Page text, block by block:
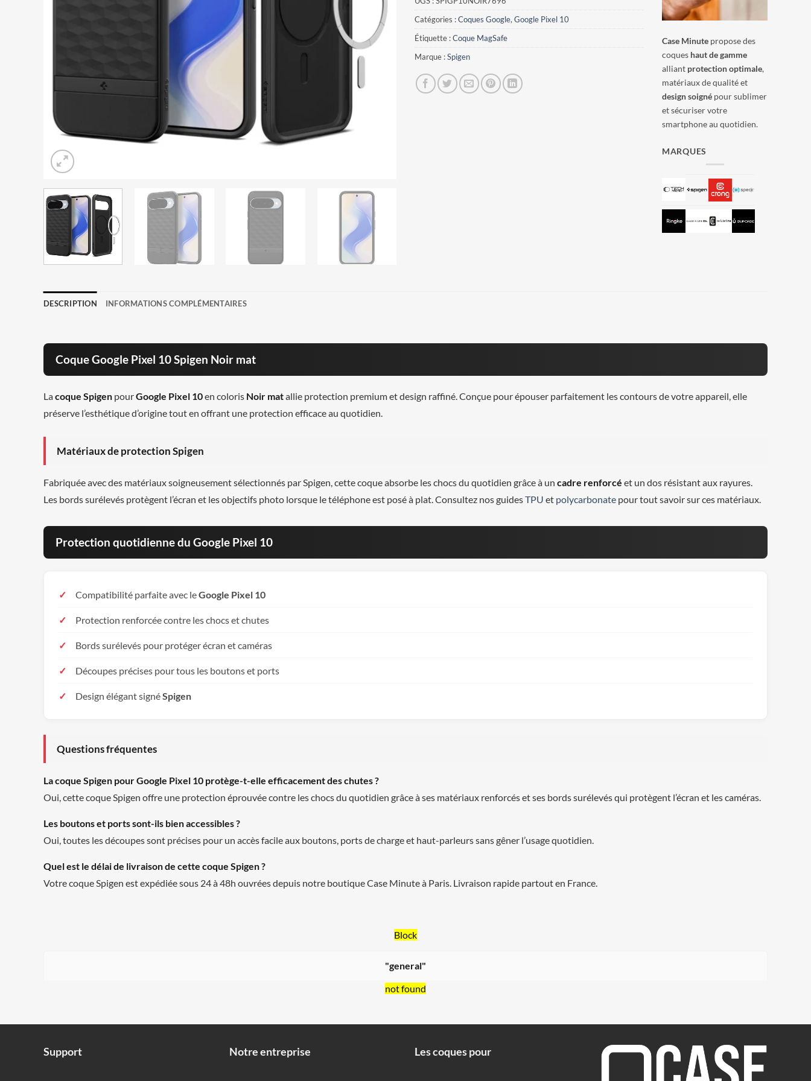
Catégories :Coques Google,Google Pixel 10
Étiquette :Coque MagSafe
Marque :Spigen
Case Minute propose des
coques haut de gamme
alliant protection optimale,
matériaux de qualité et
design soigné pour sublimer
et sécuriser votre
smartphone au quotidien.
MARQUES
DESCRIPTION INFORMATIONS COMPLÉMENTAIRES
Coque Google Pixel 10 Spigen Noir mat
Lacoque Spigen pourGoogle Pixel 10en coloris Noir matallie protection premium et design raffiné. Conçue pour épouser parfaitement les contours de votre appareil, elle
préserve l’esthétique d’origine tout en offrant une protection efficace au quotidien.
Matériaux de protection Spigen
Fabriquée avec des matériaux soigneusement sélectionnés par Spigen, cette coque absorbe les chocs du quotidien grâce à un cadre renforcé et un dos résistant aux rayures.
Les bords surélevés protègent l’écran et les objectifs photo lorsque le téléphone est posé à plat. Consultez nos guidesTPU et polycarbonate pour tout savoir sur ces matériaux.
Protection quotidienne du Google Pixel 10
Compatibilité parfaite avec leGoogle Pixel 10
Protection renforcée contre les chocs et chutes
Bords surélevés pour protéger écran et caméras
Découpes précises pour tous les boutons et ports
Design élégant signéSpigen
Questions fréquentes
La coque Spigen pour Google Pixel 10 protège-t-elle efficacement des chutes ?
Oui, cette coque Spigen offre une protection éprouvée contre les chocs du quotidien grâce à ses matériaux renforcés et ses bords surélevés qui protègent l’écran et les caméras.
Les boutons et ports sont-ils bien accessibles ?
Oui, toutes les découpes sont précises pour un accès facile aux boutons, ports de charge et haut-parleurs sans gêner l’usage quotidien.
Quel est le délai de livraison de cette coque Spigen ?
Votre coque Spigen est expédiée sous 24 à 48h ouvrées depuis notre boutique Case Minute à Paris. Livraison rapide partout en France.
Block
"general"
not found
Support Notre entreprise Les coques pour